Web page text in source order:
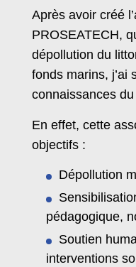
Après avoir créé
PROSEATECH,
dépollution du
fonds marins, j’ai
connaissances
En effet, cette
objectifs :
Dépollution
pédagogique,
Soutien
interventions